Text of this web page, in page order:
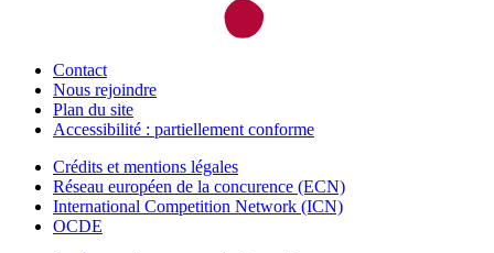
Contact
Nous rejoindre
Plan du site
Accessibilité : partiellement conforme
Crédits et mentions légales
Réseau européen de la concurence (ECN)
International Competition Network (ICN)
OCDE